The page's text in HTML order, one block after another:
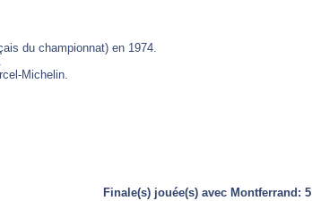
du championnat) en 1974.
Michelin.
Finale(s) jouée(s) avec Montferrand: 5